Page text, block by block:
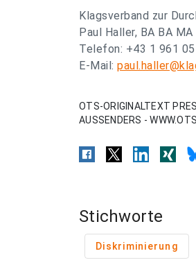
Klagsverband zur
Paul Haller, BA BA MA
Telefon: +43 1 961
E-Mail:
OTS-ORIGINALTEXT
AUSSENDERS -
Stichworte
Diskriminierung